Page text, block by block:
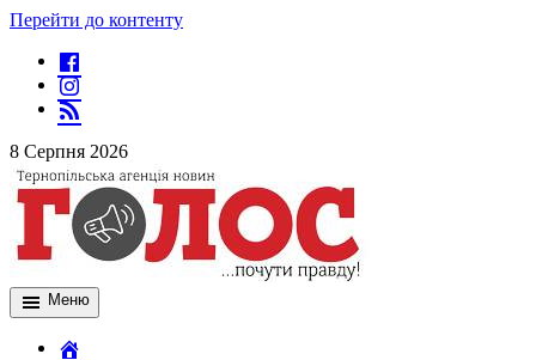
Перейти до контенту
8 Серпня 2026
Меню